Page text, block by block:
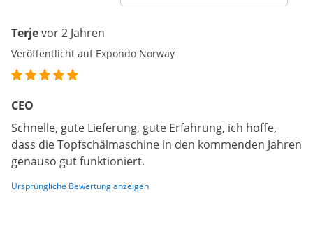
Terjevor 2 Jahren
Veröffentlicht auf Expondo Norway
CEO
Schnelle, gute Lieferung, gute Erfahrung, ich hoffe,
dass die Topfschälmaschine in den kommenden Jahren
genauso gut funktioniert.
Ursprüngliche Bewertung anzeigen